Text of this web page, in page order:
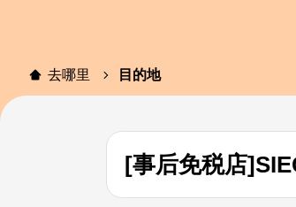
去哪里 目的地
[事后免税店